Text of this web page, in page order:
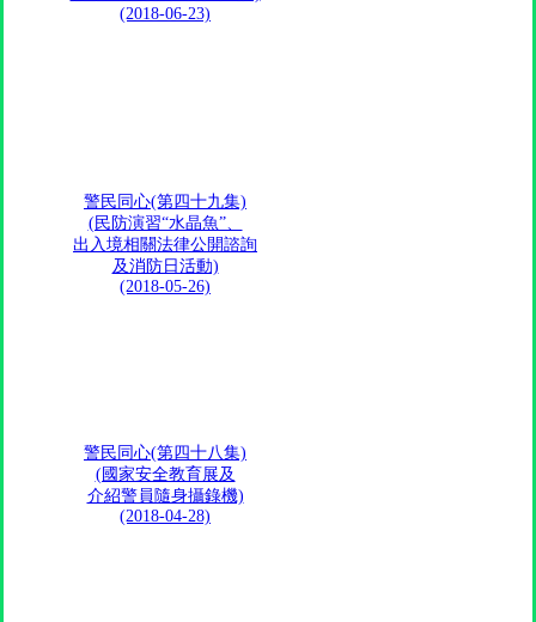
(2018-06-23)
警民同心(第四十九集)
(民防演習“水晶魚”、
出入境相關法律公開諮詢
及消防日活動)
(2018-05-26)
警民同心(第四十八集)
(國家安全教育展及
介紹警員隨身攝錄機)
(2018-04-28)